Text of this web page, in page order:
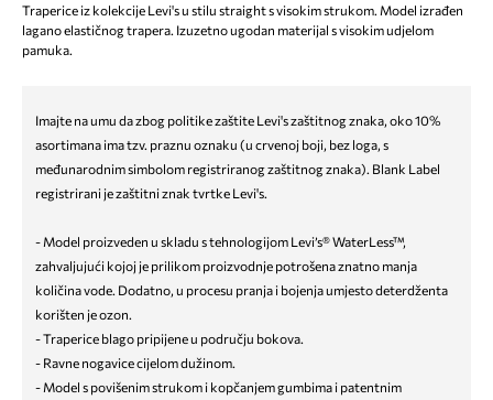
Traperice iz kolekcije Levi's u stilu straight s visokim strukom. Model izrađen
lagano elastičnog trapera. Izuzetno ugodan materijal s visokim udjelom
pamuka.
Imajte na umu da zbog politike zaštite Levi's zaštitnog znaka, oko 10%
asortimana ima tzv. praznu oznaku (u crvenoj boji, bez loga, s
međunarodnim simbolom registriranog zaštitnog znaka). Blank Label
registrirani je zaštitni znak tvrtke Levi's.
- Model proizveden u skladu s tehnologijom Levi’s® WaterLess™,
zahvaljujući kojoj je prilikom proizvodnje potrošena znatno manja
količina vode. Dodatno, u procesu pranja i bojenja umjesto deterdženta
korišten je ozon.
- Traperice blago pripijene u području bokova.
- Ravne nogavice cijelom dužinom.
- Model s povišenim strukom i kopčanjem gumbima i patentnim